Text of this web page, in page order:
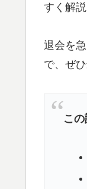
すく解説
退会を
で、ぜ
こ